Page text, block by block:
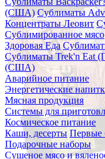
(США) Сублиматы
Концентраты Леовит
Сублимированное мясо
Здоровая Еда
Сублиматы Trek'n Eat
(США)
Аварийное питание
Энергетические
Мясная продукция
Системы для
Космическое питание
Каши, десерты Первые
Подарочные наборы
Сушеное мясо и